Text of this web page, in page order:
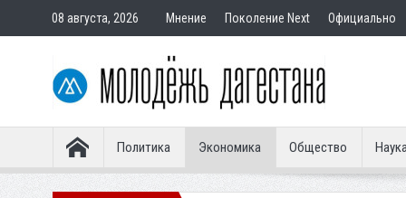
08 августа, 2026 Мнение Поколение Next Официально
Политика Экономика Общество